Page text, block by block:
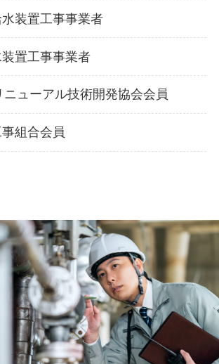
装置工事事業者
置工事事業者
ニューアル技術開発協会会員
組合会員